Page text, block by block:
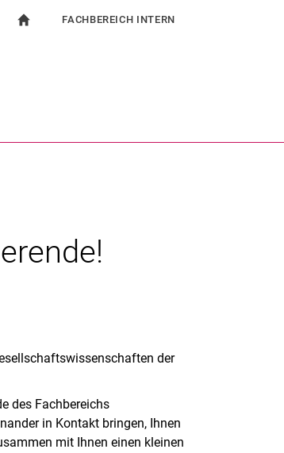
FACHBEREICH INTERN
der
des Fachbereichs
in Kontakt bringen, Ihnen
mit Ihnen einen kleinen